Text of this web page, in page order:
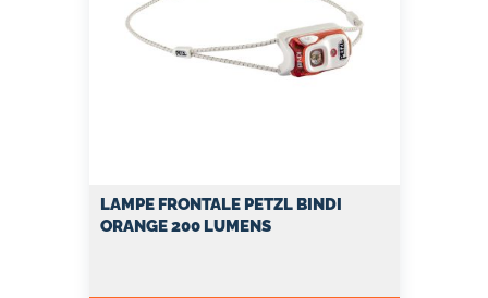
LAMPE FRONTALE PETZL BINDI
ORANGE 200 LUMENS